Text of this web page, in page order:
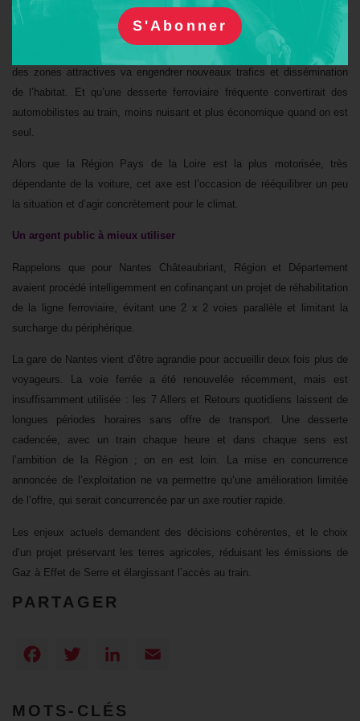
faciliter les flux, c’est l’objectif ».
L’expérience montre pourtant que « faciliter » les trajets routiers entre
des zones attractives va engendrer nouveaux trafics et dissémination
de l’habitat. Et qu’une desserte ferroviaire fréquente convertirait des
automobilistes au train, moins nuisant et plus économique quand on est
seul.
Alors que la Région Pays de la Loire est la plus motorisée, très
dépendante de la voiture, cet axe est l’occasion de rééquilibrer un peu
la situation et d’agir concrètement pour le climat.
Un argent public à mieux utiliser
Rappelons que pour Nantes Châteaubriant, Région et Département
avaient procédé intelligemment en cofinançant un projet de réhabilitation
de la ligne ferroviaire, évitant une 2 x 2 voies parallèle et limitant la
surcharge du périphérique.
La gare de Nantes vient d’être agrandie pour accueillir deux fois plus de
voyageurs. La voie ferrée a été renouvelée récemment, mais est
insuffisamment utilisée : les 7 Allers et Retours quotidiens laissent de
longues périodes horaires sans offre de transport. Une desserte
cadencée, avec un train chaque heure et dans chaque sens est
l’ambition de la Région ; on en est loin. La mise en concurrence
annoncée de l’exploitation ne va permettre qu’une amélioration limitée
de l’offre, qui serait concurrencée par un axe routier rapide.
Les enjeux actuels demandent des décisions cohérentes, et le choix
d’un projet préservant les terres agricoles, réduisant les émissions de
Gaz à Effet de Serre et élargissant l’accès au train.
PARTAGER
Facebook
TwitterLinkedIn
MOTS-CLÉS